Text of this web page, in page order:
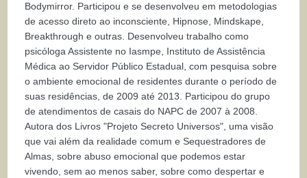
Bodymirror. Participou e se desenvolveu em metodologias
de acesso direto ao inconsciente, Hipnose, Mindskape,
Breakthrough e outras. Desenvolveu trabalho como
psicóloga Assistente no Iasmpe, Instituto de Assistência
Médica ao Servidor Público Estadual, com pesquisa sobre
o ambiente emocional de residentes durante o período de
suas residências, de 2009 até 2013. Participou do grupo
de atendimentos de casais do NAPC de 2007 à 2008.
Autora dos Livros "Projeto Secreto Universos", uma visão
que vai além da realidade comum e Sequestradores de
Almas, sobre abuso emocional que podemos estar
vivendo, sem ao menos saber, sobre como despertar e